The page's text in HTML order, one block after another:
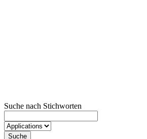
Suche nach Stichworten